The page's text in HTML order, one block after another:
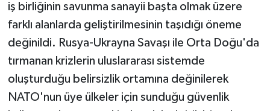
iş birliğinin savunma sanayii başta olmak üzere
farklı alanlarda geliştirilmesinin taşıdığı öneme
değinildi. Rusya-Ukrayna Savaşı ile Orta Doğu'da
tırmanan krizlerin uluslararası sistemde
oluşturduğu belirsizlik ortamına değinilerek
NATO'nun üye ülkeler için sunduğu güvenlik